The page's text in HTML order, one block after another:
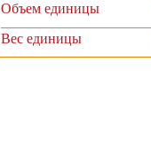
Объем единицы
Вес единицы